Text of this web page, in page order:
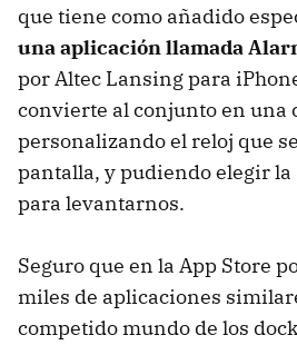
que tiene como añadido
una aplicación llamada
por Altec Lansing para
convierte al conjunto en una
personalizando el reloj que
pantalla, y pudiendo elegir
para levantarnos.
Seguro que en la App Store
miles de aplicaciones
competido mundo de los